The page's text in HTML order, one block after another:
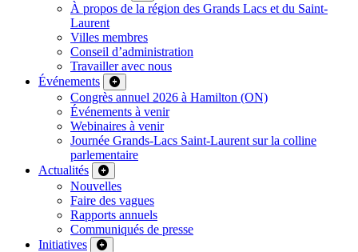
À propos de la région des Grands Lacs et du Saint-
Laurent
Villes membres
Conseil d’administration
Travailler avec nous
Événements
Congrès annuel 2026 à Hamilton (ON)
Événements à venir
Webinaires à venir
Journée Grands-Lacs Saint-Laurent sur la colline
parlementaire
Actualités
Nouvelles
Faire des vagues
Rapports annuels
Communiqués de presse
Initiatives